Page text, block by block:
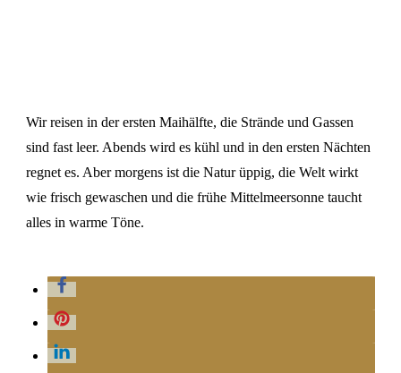
Wir reisen in der ersten Maihälfte, die Strände und Gassen
sind fast leer. Abends wird es kühl und in den ersten Nächten
regnet es. Aber morgens ist die Natur üppig, die Welt wirkt
wie frisch gewaschen und die frühe Mittelmeersonne taucht
alles in warme Töne.